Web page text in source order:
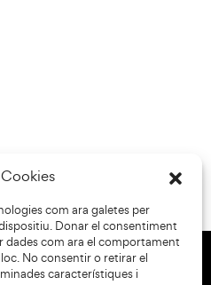
com ara galetes per
Donar el consentiment
dades com ara el comportament
No consentir o retirar el
característiques i